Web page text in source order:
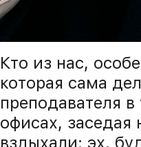
Кто из нас,
которая сама
преподавателя
офисах, заседая
вздыхали: эх,